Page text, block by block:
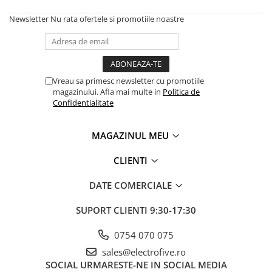
Router si switch-uri industriale
Afisoare digitale
Senzori distanta
Senzori fotoelectrici
Senzori inductivi
Senzori magnetici-rezistivi
STEP-PS
Contactoare
Butoane si accesorii
Intrerupatoare de protectie
Cleme 2.5mm
Newsletter Nu rata ofertele si promotiile noastre
Vreau sa primesc newsletter cu promotiile
magazinului. Afla mai multe in Politica de
Confidentialitate
MAGAZINUL MEU
CLIENTI
DATE COMERCIALE
SUPORT CLIENTI 9:30-17:30
0754 070 075
sales@electrofive.ro
SOCIAL URMARESTE-NE IN SOCIAL MEDIA